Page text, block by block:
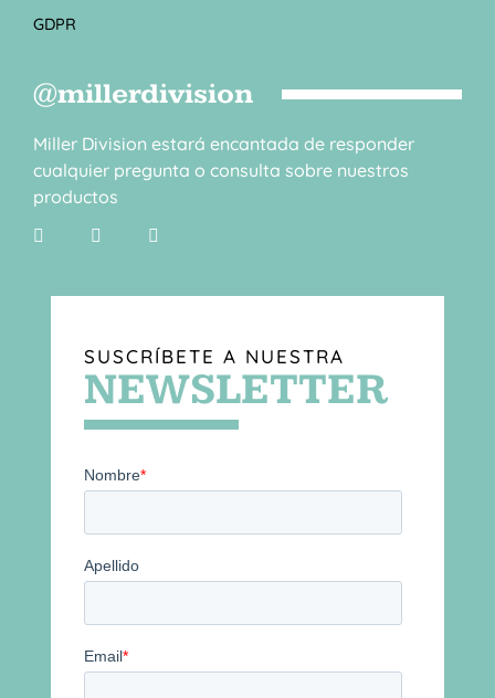
GDPR
@millerdivision
Miller Division estará encantada de responder
cualquier pregunta o consulta sobre nuestros
productos
SUSCRÍBETE A NUESTRA
NEWSLETTER